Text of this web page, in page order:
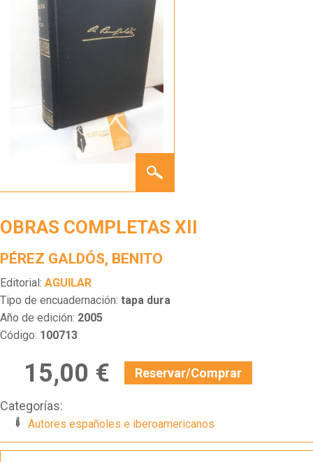
COMPLETAS
OBRAS COMPLETAS XII
PÉREZ GALDÓS, BENITO
Editorial: AGUILAR
Tipo de encuadernación: tapa dura
Año de edición: 2005
Código: 100713
15,00 € Reservar/Comprar
Categorías:
Autores españoles e iberoamericanos